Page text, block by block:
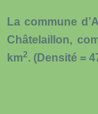
La commune
Châtelaillon,
km2. (Densité =